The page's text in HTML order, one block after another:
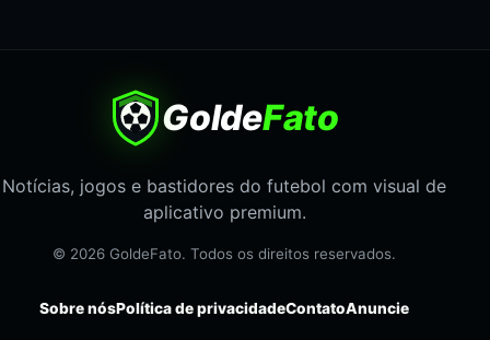
GoldeFato
Notícias, jogos e bastidores do futebol com visual de
aplicativo premium.
© 2026 GoldeFato. Todos os direitos reservados.
Sobre nósPolítica de privacidadeContatoAnuncie